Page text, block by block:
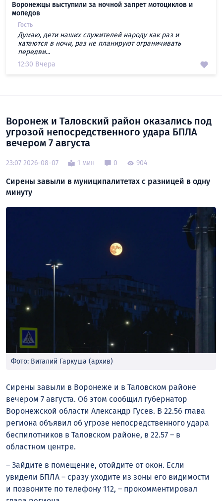
Воронежцы выступили за ночной запрет мотоциклов и
мопедов
Гость
Думаю, дети наших служителей народу как раз и
катаются в ночи, раз не планируют ограничивать
передви...
12:30 Вчера
Воронеж и Таловский район оказались под
угрозой непосредственного удара БПЛА
вечером 7 августа
23:07 2026-08-07 1 мин 0 904
Сирены завыли в муниципалитетах с разницей в одну
минуту
Фото: Виталий Гаркуша (архив)
Сирены завыли в Воронеже и в Таловском районе
вечером 7 августа. Об этом сообщил губернатор
Воронежской области Александр Гусев. В 22.56 глава
региона объявил об угрозе непосредственного удара
беспилотников в Таловском районе, в 22.57 – в
областном центре.
– Зайдите в помещение, отойдите от окон. Если
увидели БПЛА – сразу уходите из зоны его видимости
и позвоните по телефону 112, – прокомментировал